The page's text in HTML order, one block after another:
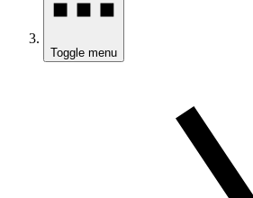
Toggle menu